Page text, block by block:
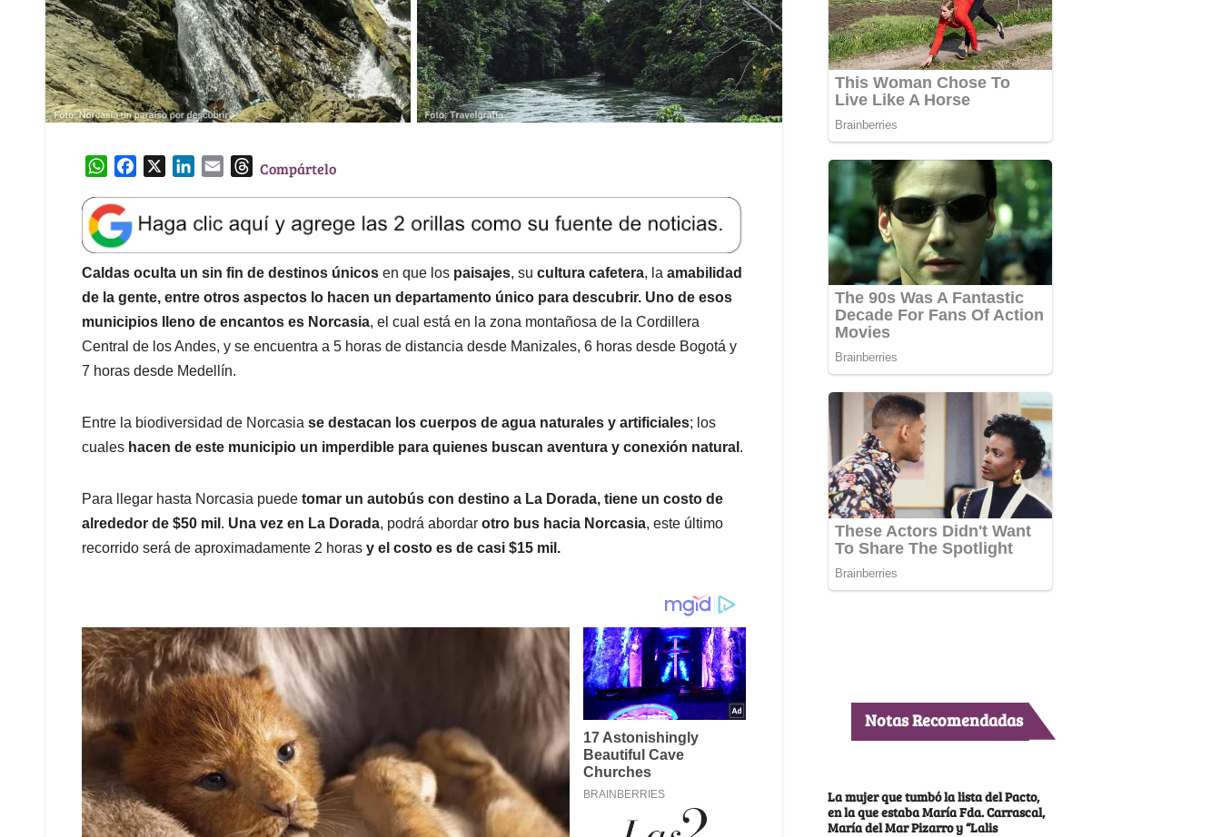
W
a
t
s
A
p
p
e
b
o
o
k
k
e
d
I
n
l
T
e
a
d
s
Compártelo
Caldas oculta un sin fin de destinos únicos en que los paisajes, su cultura cafetera, la amabilidad
de la gente, entre otros aspectos lo hacen un departamento único para descubrir. Uno de esos
municipios lleno de encantos es Norcasia, el cual está en la zona montañosa de la Cordillera
Central de los Andes, y se encuentra a 5 horas de distancia desde Manizales, 6 horas desde Bogotá y
7 horas desde Medellín.
Entre la biodiversidad de Norcasia se destacan los cuerpos de agua naturales y artificiales; los
cuales hacen de este municipio un imperdible para quienes buscan aventura y conexión natural .
Para llegar hasta Norcasia puede tomar un autobús con destino a La Dorada, tiene un costo de
alrededor de $50 mil . Una vez en La Dorada, podrá abordar otro bus hacia Norcasia, este último
recorrido será de aproximadamente 2 horas y el costo es de casi $15 mil.
Notas Recomendadas
La mujer que tumbó la lista del Pacto,
en la que estaba María Fda. Carrascal,
María del Mar Pizarro y “Lalis